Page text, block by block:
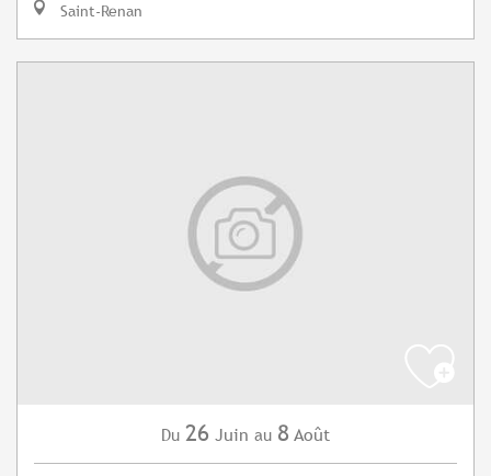
Saint-Renan
Du 26 Juin au 8 Août